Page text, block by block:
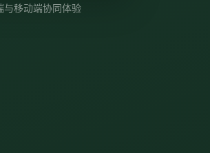
移动端协同体验